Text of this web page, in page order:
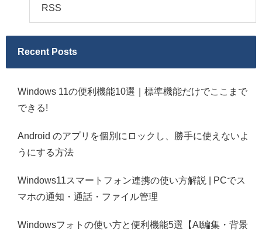
RSS
Recent Posts
Windows 11の便利機能10選｜標準機能だけでここまで
できる!
Android のアプリを個別にロックし、勝手に使えないよ
うにする方法
Windows11スマートフォン連携の使い方解説 | PCでス
マホの通知・通話・ファイル管理
Windowsフォトの使い方と便利機能5選【AI編集・背景